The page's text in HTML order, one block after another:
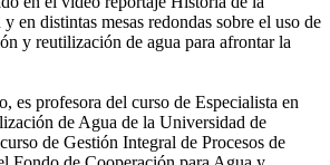
en distintas mesas redondas sobre el uso de
y reutilización de agua para afrontar la
es profesora del curso de Especialista en
de Agua de la Universidad de
de Gestión Integral de Procesos de